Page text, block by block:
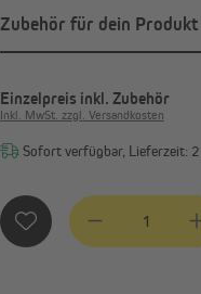
Zubehör für dein Produkt
Einzelpreis inkl. Zubehör
Inkl. MwSt. zzgl. Versandkosten
Sofort verfügbar, Lieferzeit:
Produkt Anzahl: